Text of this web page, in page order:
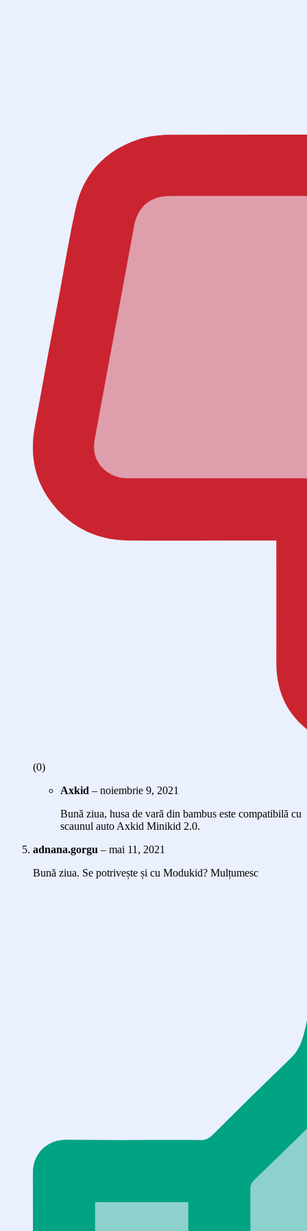
(0)
Axkid – noiembrie 9, 2021
Bună ziua, husa de vară din bambus este compatibilă cu
scaunul auto Axkid Minikid 2.0.
adnana.gorgu – mai 11, 2021
Bună ziua. Se potrivește și cu Modukid? Mulțumesc